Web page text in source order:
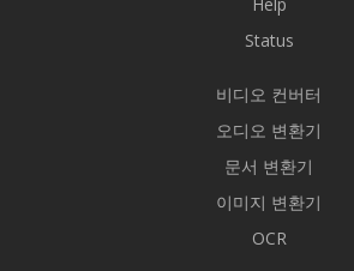
Status
비디오 컨버터
오디오 변환기
문서 변환기
이미지 변환기
OCR